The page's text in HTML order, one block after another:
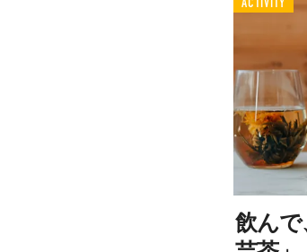
ACTIVITY
飲んで